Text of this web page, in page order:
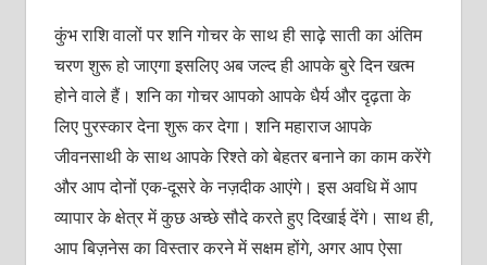
कुंभ राशि वालों पर शनि गोचर के साथ ही साढ़े साती का अंतिम
चरण शुरू हो जाएगा इसलिए अब जल्द ही आपके बुरे दिन खत्म
होने वाले हैं। शनि का गोचर आपको आपके धैर्य और दृढ़ता के
लिए पुरस्कार देना शुरू कर देगा। शनि महाराज आपके
जीवनसाथी के साथ आपके रिश्ते को बेहतर बनाने का काम करेंगे
और आप दोनों एक-दूसरे के नज़दीक आएंगे। इस अवधि में आप
व्यापार के क्षेत्र में कुछ अच्छे सौदे करते हुए दिखाई देंगे। साथ ही,
आप बिज़नेस का विस्तार करने में सक्षम होंगे, अगर आप ऐसा